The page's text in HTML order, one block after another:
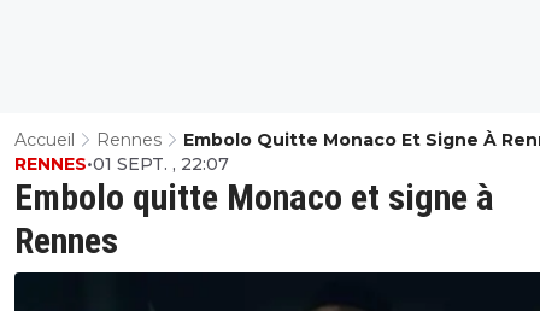
Accueil Rennes Embolo Quitte Monaco Et Signe À
Embolo quitte Monaco et signe à
Rennes
RENNES•01 SEPT. , 22:07